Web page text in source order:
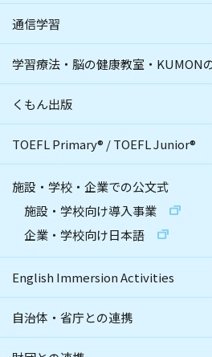
通信学習
学習療法・脳の健康教室・KUMON
くもん出版
TOEFL Primary® /TOEFL Junior®
施設・学校・企業での公文式
施設・学校向け導入事業
企業・学校向け日本語
English Immersion Activities
自治体・省庁との連携